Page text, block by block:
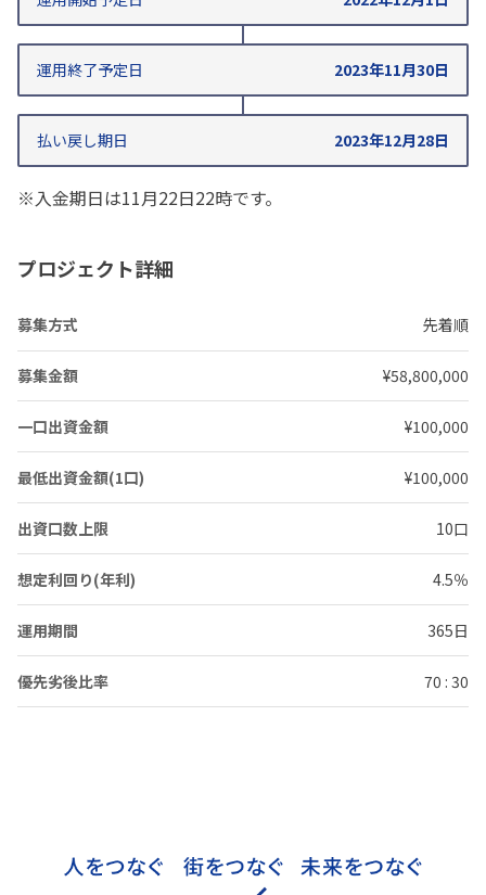
運用終了予定日 2023年11月30日
払い戻し期日 2023年12月28日
※入金期日は11月22日22時です。
プロジェクト詳細
募集方式 先着順
募集金額 ¥58,800,000
一口出資金額 ¥100,000
最低出資金額(1口) ¥100,000
出資口数上限 10口
想定利回り(年利) 4.5％
運用期間 365日
優先劣後比率 70 : 30